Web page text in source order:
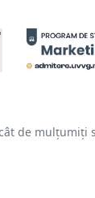
de mulțumiți